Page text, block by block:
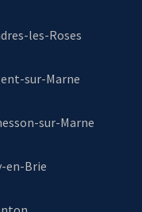
les-Roses
sur-Marne
sur-Marne
en-Brie